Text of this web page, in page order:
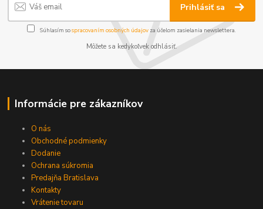
Prihlásiť sa
Súhlasím sospracovaním osobných údajov za účelom zasielania newslettera.
Môžete sa kedykoľvek odhlásiť.
Informácie pre zákazníkov
O nás
Obchodné podmienky
Dodanie
Ochrana súkromia
Predajňa Bratislava
Kontakty
Vrátenie tovaru